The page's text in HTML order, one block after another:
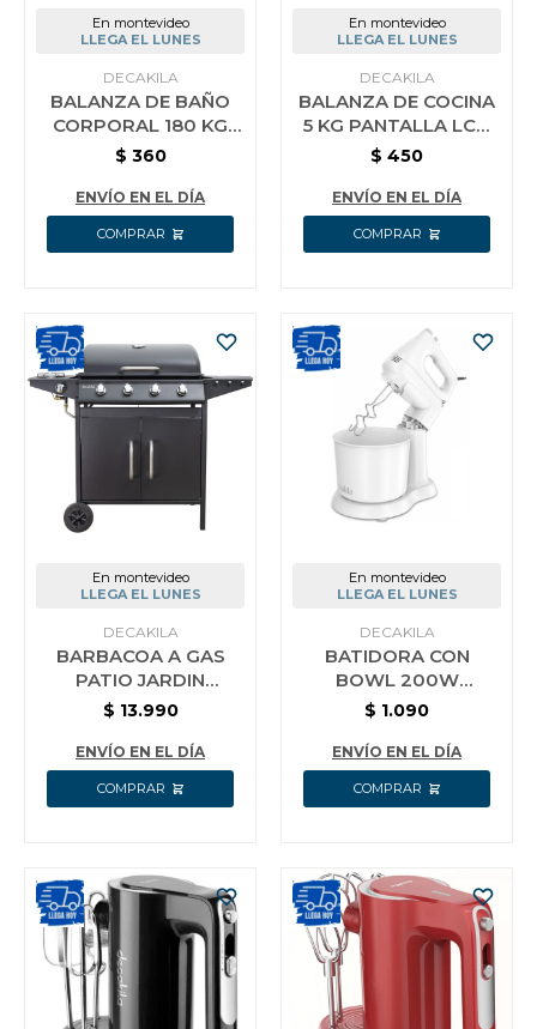
En montevideo
LLEGA EL LUNES
DECAKILA
BALANZA DE BAÑO
CORPORAL 180 KG
VIDRIO DECAKILA
$ 360
ENVÍO EN EL DÍA
En montevideo
LLEGA EL LUNES
DECAKILA
BALANZA DE COCINA
5 KG PANTALLA LCD
DECAKILA
$ 450
ENVÍO EN EL DÍA
En montevideo
LLEGA EL LUNES
DECAKILA
BARBACOA A GAS
PATIO JARDIN
PORTATIL DECAKILA
$ 13.990
ENVÍO EN EL DÍA
En montevideo
LLEGA EL LUNES
DECAKILA
BATIDORA CON
BOWL 200W
DECAKILA
$ 1.090
ENVÍO EN EL DÍA